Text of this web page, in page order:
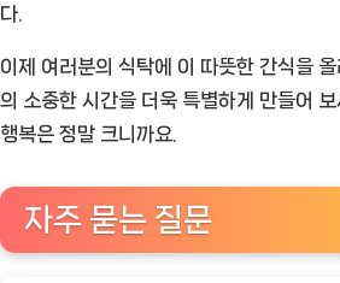
다.
이제 여러분의 식탁에 이 따뜻한 간식을
의 소중한 시간을 더욱 특별하게 만들어
행복은 정말 크니까요.
자주 묻는 질문